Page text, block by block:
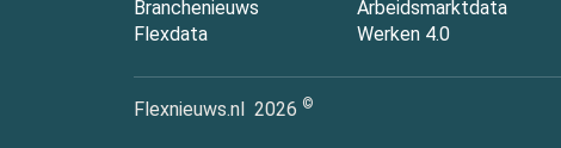
Branchenieuws
Flexdata
Arbeidsmarktdata
Werken 4.0
Flexnieuws.nl 2026 ©